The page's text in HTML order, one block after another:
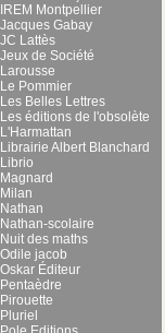
IREM Montpellier
Jacques Gabay
JC Lattès
Jeux de Société
Larousse
Le Pommier
Les Belles Lettres
Les éditions de l'obsolète
L'Harmattan
Librairie Albert Blanchard
Librio
Magnard
Milan
Nathan
Nathan-scolaire
Nuit des maths
Odile jacob
Oskar Éditeur
Pentaèdre
Pirouette
Pluriel